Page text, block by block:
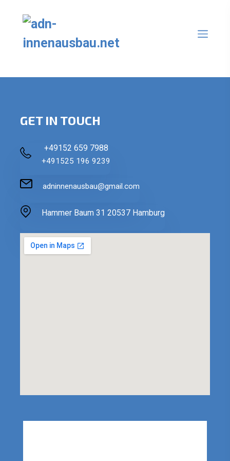
GET IN TOUCH
+49152 659 7988
+491525 196 9239
adninnenausbau@gmail.com
Hammer Baum 31 20537 Hamburg